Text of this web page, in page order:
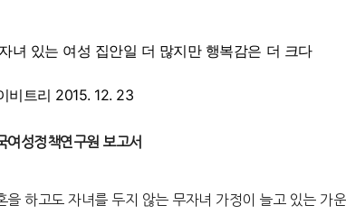
자녀 있는 여성 집안일 더 많지만 행복감은 더 크다
비트리 2015. 12. 23
여성정책연구원 보고서
을 하고도 자녀를 두지 않는 무자녀 가정이 늘고 있는 가